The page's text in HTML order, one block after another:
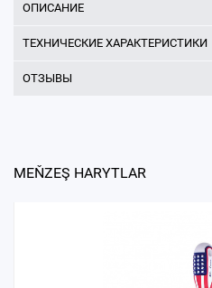
ОПИСАНИЕ
ТЕХНИЧЕСКИЕ ХАРАКТЕРИСТИКИ
ОТЗЫВЫ
MEŇZEŞ HARYTLAR